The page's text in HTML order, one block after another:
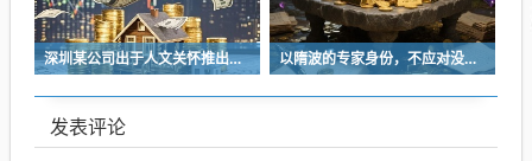
深圳某公司出于人文关怀推出内部托管，结果无孩单身员工举报了，核心理由有两个 以隋波的专家身份，不应对没统一标准的口味指手画脚，依仗专家身份欺负一线厨师
发表评论